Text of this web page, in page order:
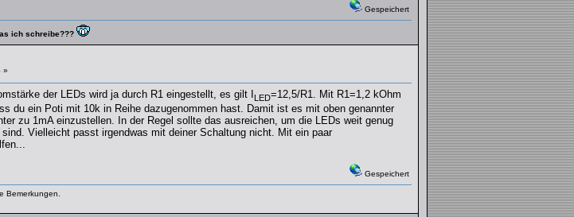
Gespeichert
ich schreibe???
»
der LEDs wird ja durch R1 eingestellt, es gilt I LED=12,5/R1. Mit R1=1,2 kOhm
du ein Poti mit 10k in Reihe dazugenommen hast. Damit ist es mit oben genannter
zu 1mA einzustellen. In der Regel sollte das ausreichen, um die LEDs weit genug
Vielleicht passt irgendwas mit deiner Schaltung nicht. Mit ein paar
Gespeichert
Bemerkungen.